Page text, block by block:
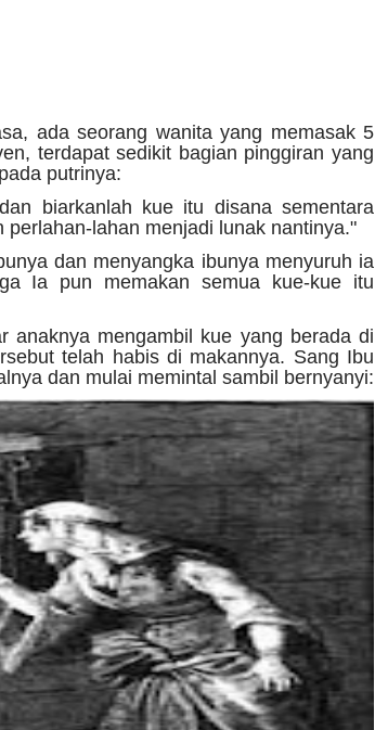
ada seorang wanita yang memasak 5
terdapat sedikit bagian pinggiran yang
putrinya:
biarkanlah kue itu disana sementara
lahan menjadi lunak nantinya."
dan menyangka ibunya menyuruh ia
Ia pun memakan semua kue-kue itu
anaknya mengambil kue yang berada di
telah habis di makannya. Sang Ibu
dan mulai memintal sambil bernyanyi: